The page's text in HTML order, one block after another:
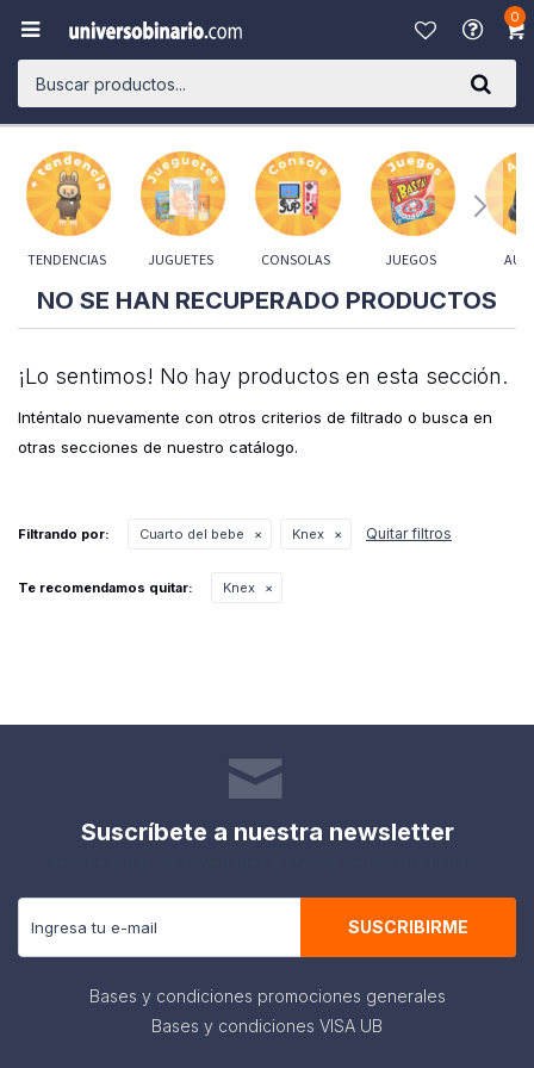
0

TENDENCIAS JUGUETES CONSOLAS JUEGOS
NO SE HAN RECUPERADO PRODUCTOS
¡Lo sentimos! No hay productos en esta sección.
Inténtalo nuevamente con otros criterios de filtrado o busca en
otras secciones de nuestro catálogo.
Filtrando por: Cuarto del bebe Knex Quitar filtros
Te recomendamos quitar: Knex
Suscríbete a nuestra newsletter
SUSCRIBIRME
Bases y condiciones promociones generales
Bases y condiciones VISA UB